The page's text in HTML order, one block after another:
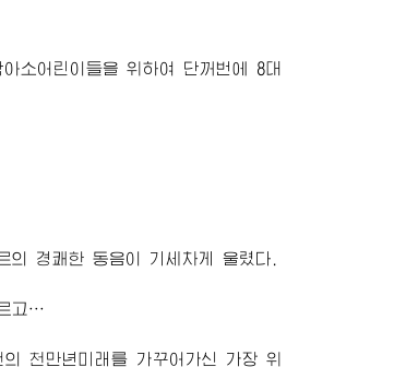
소어린이들을 위하여 단꺼번에 8대
의 경쾌한 동음이 기세차게 울렸다.
고…
천만년미래를 가꾸어가신 가장 위